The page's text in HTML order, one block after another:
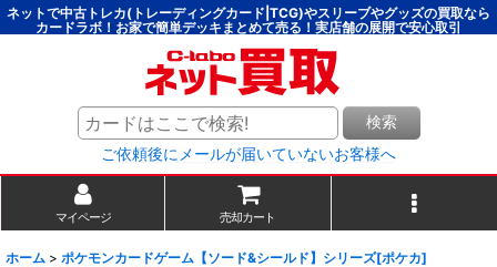
ネットで中古トレカ(トレーディングカード|TCG)やスリーブやグッズの買取なら
カードラボ！お家で簡単デッキまとめて売る！実店舗の展開で安心取引
検索
ご依頼後にメールが届いていないお客様へ
マイページ 売却カート
ホーム > ポケモンカードゲーム【ソード&シールド】シリーズ[ポケカ]